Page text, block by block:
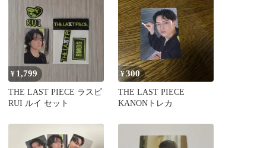
¥ 1,799
THE LAST PIECE ラスピ
RUI ルイ セット
¥300
THE LAST PIECE
KANONトレカ